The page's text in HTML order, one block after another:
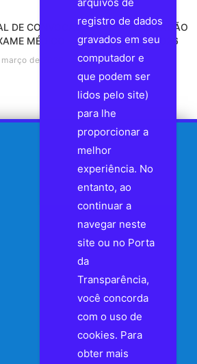
DE CONVOCAÇÃO PARA REALIZAÇÃO
MÉDICO - PSS SMSVG - 01/2026
de 2026
registro de dados
gravados em seu
computador e
que podem ser
lidos pelo site)
para lhe
proporcionar a
melhor
experiência. No
entanto, ao
continuar a
navegar neste
site ou no Porta
da
Transparência,
você concorda
com o uso de
cookies. Para
obter mais